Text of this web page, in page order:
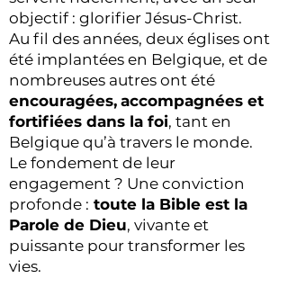
objectif : glorifier Jésus-Christ.
Au fil des années, deux églises ont
été implantées en Belgique, et de
nombreuses autres ont été
encouragées, accompagnées et
fortifiées dans la foi, tant en
Belgique qu’à travers le monde.
Le fondement de leur
engagement ? Une conviction
profonde : toute la Bible est la
Parole de Dieu, vivante et
puissante pour transformer les
vies.